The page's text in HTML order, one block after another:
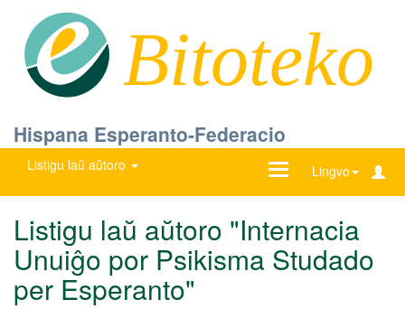
Bitoteko
Hispana Esperanto-Federacio
Listigu laŭ aŭtoro Lingvo
Ŝanĝu
Listigu laŭ aŭtoro "Internacia
Unuiĝo por Psikisma Studado
per Esperanto"